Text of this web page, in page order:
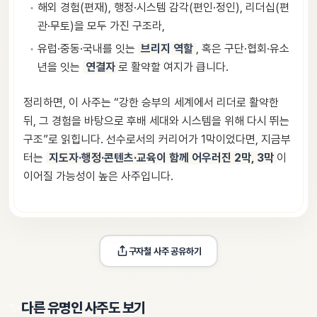
해외 경험(편재), 행정·시스템 감각(편인·정인), 리더십(편
관·무토)을 모두 가진 구조라,
유럽·중동·국내를 잇는 브리지 역할 , 혹은 구단·협회·유소
년을 잇는 연결자 로 활약할 여지가 큽니다.
정리하면, 이 사주는 “강한 승부의 세계에서 리더로 활약한
뒤, 그 경험을 바탕으로 후배 세대와 시스템을 위해 다시 뛰는
구조”로 읽힙니다. 선수로서의 커리어가 1막이었다면, 지금부
터는 지도자·행정·콘텐츠·교육이 함께 어우러진 2막, 3막 이
이어질 가능성이 높은 사주입니다.
구자철 사주 공유하기
다른 유명인 사주도 보기